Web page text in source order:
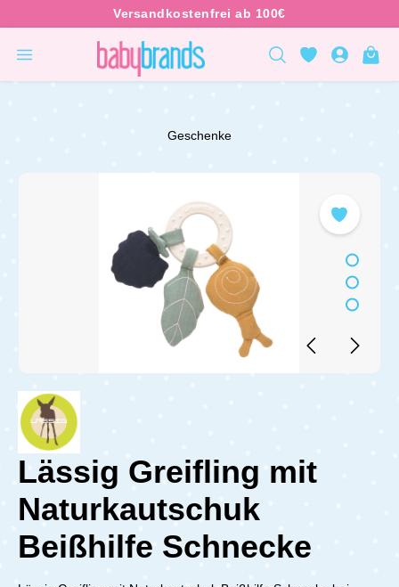
Geschenke
Lässig Greifling mit
Naturkautschuk
Beißhilfe Schnecke